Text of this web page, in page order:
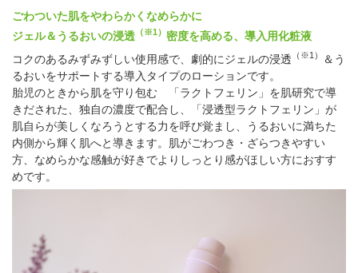
ごわついた肌をやわらかくなめらかに
ジェル＆うるおいの浸透 （※1） 密度を高める、導入用化粧液
コクのあるみずみずしい使用感で、劇的にジェルの浸透 （※1）
＆う
るおいをサポートする導入タイプのローションです。
胎児のときから肌を守り包む 「ラクトフェリン」を肌研究で導
きだされた、独自の濃度で配合し、「浸透型ラクトフェリン」が
肌自らが美しくなろうとする力を呼び覚まし、うるおいに満ちた
内側から輝く肌へと導きます。肌がごわつき・ざらつきやすい
方、なめらかな感触が好きでよりしっとり感がほしい方におすす
めです。